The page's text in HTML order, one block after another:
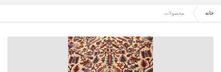
خانه محصولات